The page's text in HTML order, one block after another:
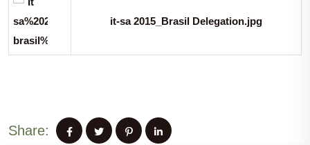
it-sa 2015_Brasil Delegation.jpg
Share: